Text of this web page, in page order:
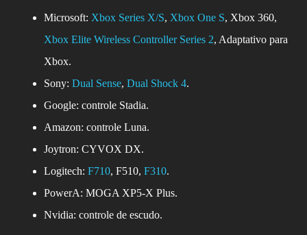
Microsoft: Xbox Series X/S, Xbox One S, Xbox 360,
Xbox Elite Wireless Controller Series 2, Adaptativo para
Xbox.
Sony: Dual Sense, Dual Shock 4.
Google: controle Stadia.
Amazon: controle Luna.
Joytron: CYVOX DX.
Logitech: F710, F510, F310.
PowerA: MOGA XP5-X Plus.
Nvidia: controle de escudo.